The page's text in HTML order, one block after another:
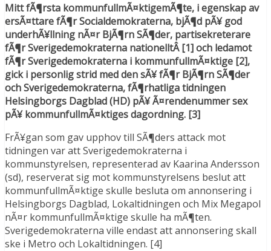
Mitt fÃ¶rsta kommunfullmÃ¤ktigemÃ¶te, i egenskap av
ersÃ¤ttare fÃ¶r Socialdemokraterna, bjÃ¶d pÃ¥ god
underhÃ¥llning nÃ¤r BjÃ¶rn SÃ¶der, partisekreterare
fÃ¶r Sverigedemokraterna nationelltÂ [1] och ledamot
fÃ¶r Sverigedemokraterna i kommunfullmÃ¤ktige [2],
gick i personlig strid med den sÃ¥ fÃ¶r BjÃ¶rn SÃ¶der
och Sverigedemokraterna, fÃ¶rhatliga tidningen
Helsingborgs Dagblad (HD) pÃ¥ Ã¤rendenummer sex
pÃ¥ kommunfullmÃ¤ktiges dagordning. [3]
FrÃ¥gan som gav upphov till SÃ¶ders attack mot
tidningen var att Sverigedemokraterna i
kommunstyrelsen, representerad av Kaarina Andersson
(sd), reserverat sig mot kommunstyrelsens beslut att
kommunfullmÃ¤ktige skulle besluta om annonsering i
Helsingborgs Dagblad, Lokaltidningen och Mix Megapol
nÃ¤r kommunfullmÃ¤ktige skulle ha mÃ¶ten.
Sverigedemokraterna ville endast att annonsering skall
ske i Metro och Lokaltidningen. [4]